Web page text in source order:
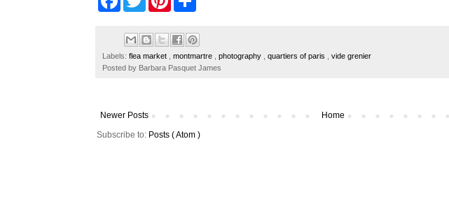
o
k
w
t
s
e
Labels: flea market , montmartre , photography , quartiers of paris , vide grenier
Posted by Barbara Pasquet James
Newer Posts
Home
Subscribe to: Posts ( Atom )